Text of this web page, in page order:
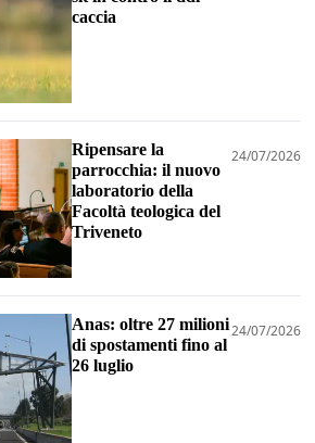
caccia
Ripensare la
parrocchia: il nuovo
laboratorio della
Facoltà teologica del
Triveneto
24/07/2026
Anas: oltre 27 milioni
di spostamenti fino al
26 luglio
24/07/2026